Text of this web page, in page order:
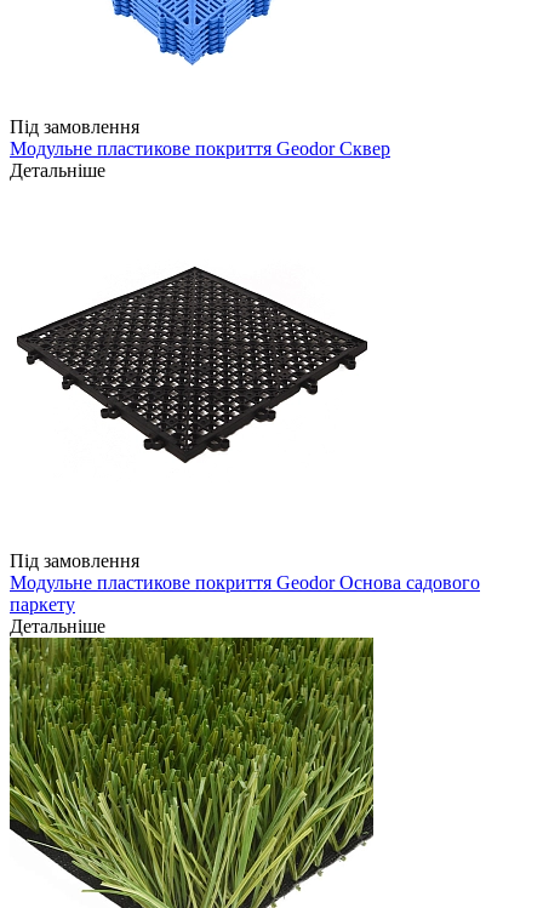
Під замовлення
Модульне пластикове покриття Geodor Сквер
Детальніше
Під замовлення
Модульне пластикове покриття Geodor Основа садового
паркету
Детальніше